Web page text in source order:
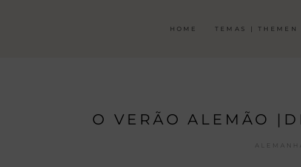
HOME TEMAS | THEMEN
O VERÃO ALEMÃO